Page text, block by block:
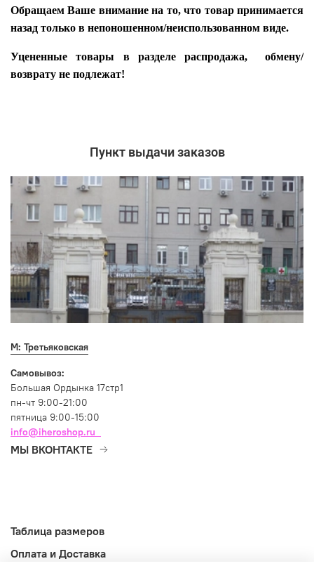
Обращаем Ваше внимание на то, что товар принимается
назад только в непоношенном/неиспользованном виде.
Уцененные товары в разделе распродажа, обмену/
возврату не подлежат!
Пункт выдачи заказов
М: Третьяковская
Самовывоз:
Большая Ордынка 17стр1
пн-чт 9:00-21:00
пятница 9:00-15:00
info@iheroshop.ru
МЫ ВКОНТАКТЕ
Таблица размеров
Оплата и Доставка